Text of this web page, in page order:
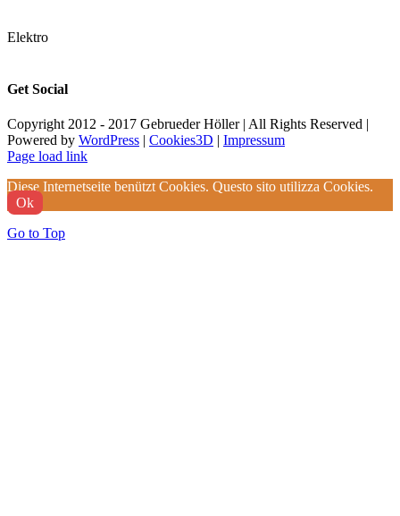
Elektro
Get Social
Copyright 2012 - 2017 Gebrueder Höller | All Rights Reserved |
Powered by WordPress | Cookies3D | Impressum
Page load link
Diese Internetseite benützt Cookies. Questo sito utilizza Cookies.
Ok
Go to Top